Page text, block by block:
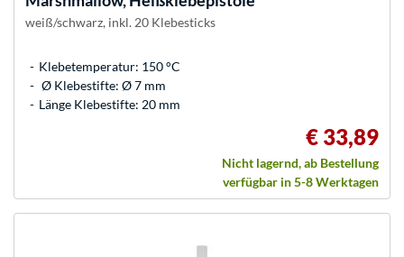
weiß/schwarz, inkl. 20 Klebesticks
Klebetemperatur: 150 °C
Ø Klebestifte: Ø 7 mm
Länge Klebestifte: 20 mm
€ 33,89
Nicht lagernd, ab Bestellung
verfügbar in 5-8 Werktagen